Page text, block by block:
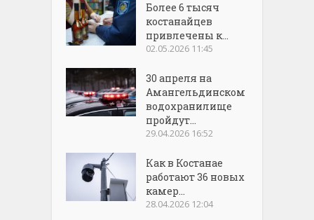
Более 6 тысяч
костанайцев
привлечены к...
02.05.2026 11:45
30 апреля на
Амангельдинском
водохранилище
пройдут...
29.04.2026 16:52
Как в Костанае
работают 36 новых
камер...
28.04.2026 12:04